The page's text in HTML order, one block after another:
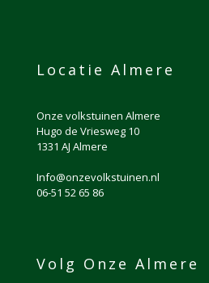
Locatie Almere
Onze volkstuinen Almere
Hugo de Vriesweg 10
1331 AJ Almere
Info@onzevolkstuinen.nl
06-51 52 65 86
Volg Onze Almere